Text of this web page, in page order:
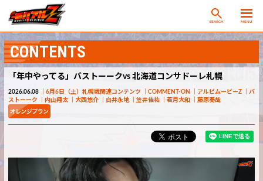
SEARCH MENU
CONTENTS
「年中やってる」バストーークvs 北海道コンサドーレ札幌
2026.06.08 6月6日（土）札幌戦関連コンテンツ COMMENT-ON アルビムービーZ
バ
ストーーク
内山翔太 大西悠介 白井永地 笠井佳祐 若月大和 藤原奏哉